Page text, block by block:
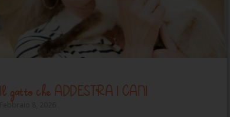
Il gatto che ADDESTRA I CANI
Febbraio 8, 2026